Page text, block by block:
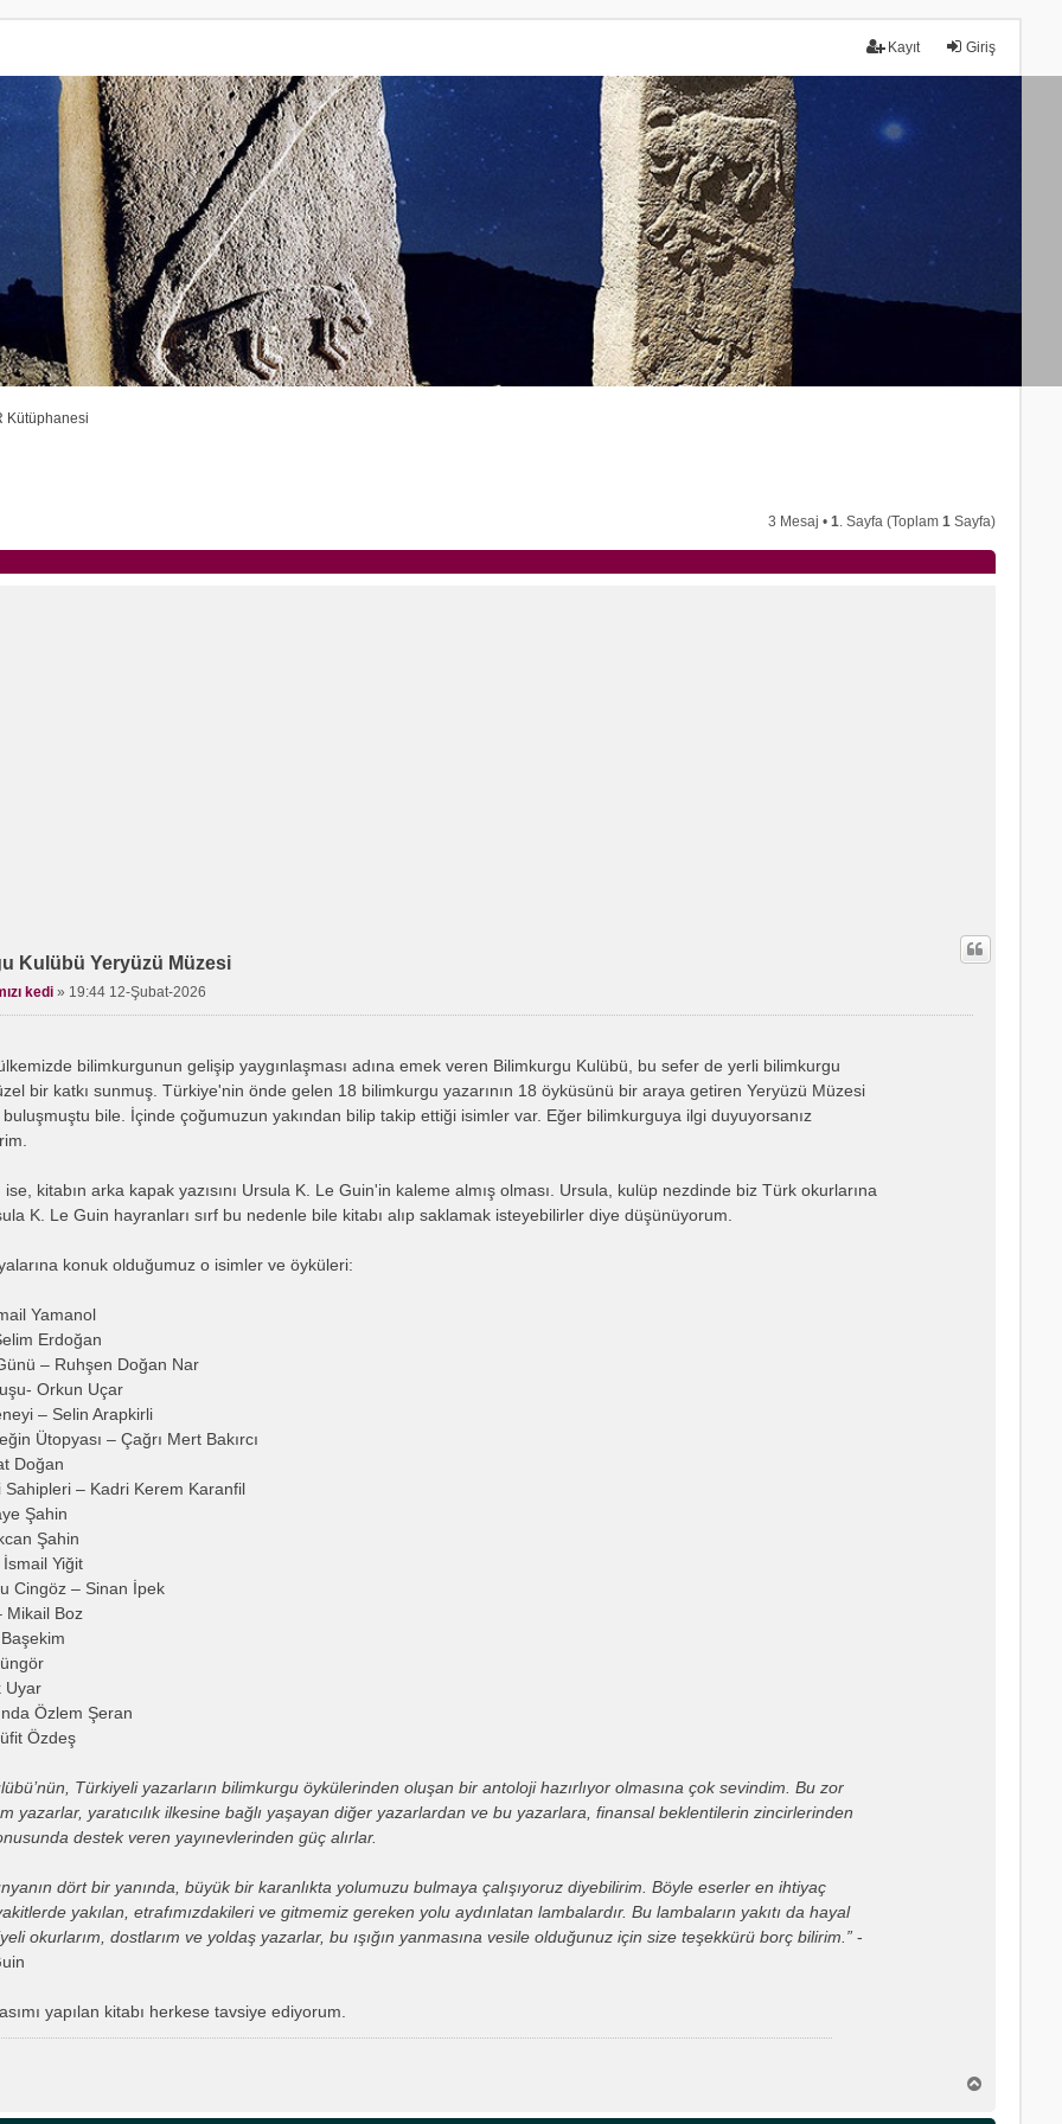
Giriş
Kayıt
Kütüphanesi
3 Mesaj •1. Sayfa (Toplam1 Sayfa)
Kulübü Yeryüzü Müzesi
kedi » 19:44 12-Şubat-2026
bilimkurgunun gelişip yaygınlaşması adına emek veren Bilimkurgu Kulübü, bu sefer de yerli bilimkurgu
bir katkı sunmuş. Türkiye'nin önde gelen 18 bilimkurgu yazarının 18 öyküsünü bir araya getiren Yeryüzü Müzesi
bile. İçinde çoğumuzun yakından bilip takip ettiği isimler var. Eğer bilimkurguya ilgi duyuyorsanız
ise, kitabın arka kapak yazısını Ursula K. Le Guin'in kaleme almış olması. Ursula, kulüp nezdinde biz Türk okurlarına
K. Le Guin hayranları sırf bu nedenle bile kitabı alıp saklamak isteyebilirler diye düşünüyorum.
konuk olduğumuz o isimler ve öyküleri:
Yamanol
Erdoğan
– Ruhşen Doğan Nar
Orkun Uçar
– Selin Arapkirli
Ütopyası – Çağrı Mert Bakırcı
Doğan
Sahipleri – Kadri Kerem Karanfil
Şahin
Şahin
Yiğit
Cingöz – Sinan İpek
Mikail Boz
Uyar
Özlem Şeran
Özdeş
Türkiyeli yazarların bilimkurgu öykülerinden oluşan bir antoloji hazırlıyor olmasına çok sevindim. Bu zor
yazarlar, yaratıcılık ilkesine bağlı yaşayan diğer yazarlardan ve bu yazarlara, finansal beklentilerin zincirlerinden
destek veren yayınevlerinden güç alırlar.
dört bir yanında, büyük bir karanlıkta yolumuzu bulmaya çalışıyoruz diyebilirim. Böyle eserler en ihtiyaç
yakılan, etrafımızdakileri ve gitmemiz gereken yolu aydınlatan lambalardır. Bu lambaların yakıtı da hayal
okurlarım, dostlarım ve yoldaş yazarlar, bu ışığın yanmasına vesile olduğunuz için size teşekkürü borç bilirim.”-
yapılan kitabı herkese tavsiye ediyorum.